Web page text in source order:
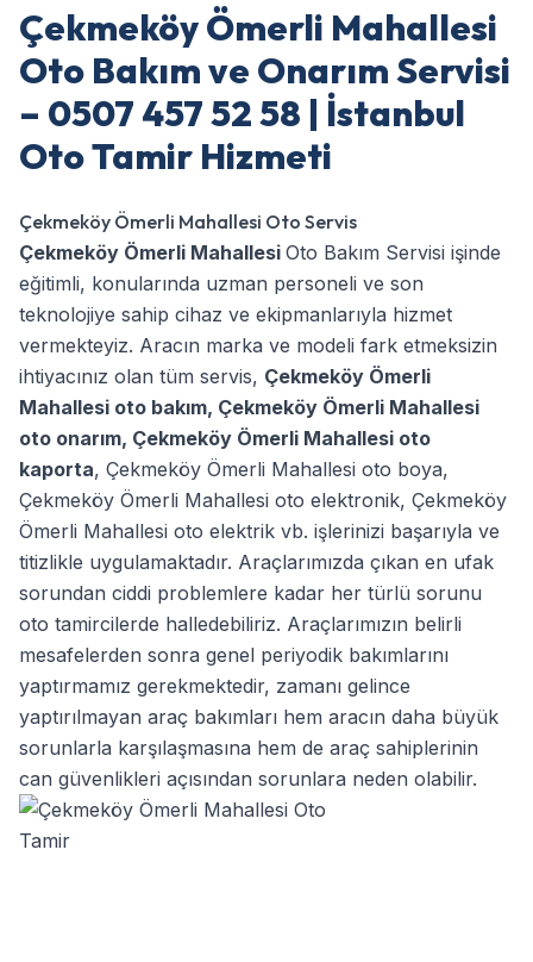
Çekmeköy Ömerli Mahallesi
Oto Bakım ve Onarım Servisi
– 0507 457 52 58 | İstanbul
Oto Tamir Hizmeti
Çekmeköy Ömerli Mahallesi Oto Servis
Çekmeköy Ömerli Mahallesi Oto Bakım Servisi işinde
eğitimli, konularında uzman personeli ve son
teknolojiye sahip cihaz ve ekipmanlarıyla hizmet
vermekteyiz. Aracın marka ve modeli fark etmeksizin
ihtiyacınız olan tüm servis, Çekmeköy Ömerli
Mahallesi oto bakım, Çekmeköy Ömerli Mahallesi
oto onarım, Çekmeköy Ömerli Mahallesi oto
kaporta, Çekmeköy Ömerli Mahallesi oto boya,
Çekmeköy Ömerli Mahallesi oto elektronik, Çekmeköy
Ömerli Mahallesi oto elektrik vb. işlerinizi başarıyla ve
titizlikle uygulamaktadır. Araçlarımızda çıkan en ufak
sorundan ciddi problemlere kadar her türlü sorunu
oto tamircilerde halledebiliriz. Araçlarımızın belirli
mesafelerden sonra genel periyodik bakımlarını
yaptırmamız gerekmektedir, zamanı gelince
yaptırılmayan araç bakımları hem aracın daha büyük
sorunlarla karşılaşmasına hem de araç sahiplerinin
can güvenlikleri açısından sorunlara neden olabilir.